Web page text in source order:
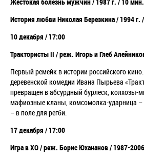
История любви Николая Березкина / 1994 г.
10 декабря / 17:00
Трактористы II / реж. Игорь и Глеб
Первый ремейк в истории российского
деревенской комедии Ивана Пырьева
превращен в абсурдный бурлеск, колхозы-
мафиозные кланы, комсомолка-ударница
– в поле для регби.
17 декабря / 17:00
Игра в ХО / реж. Борис Юхананов / 1987-